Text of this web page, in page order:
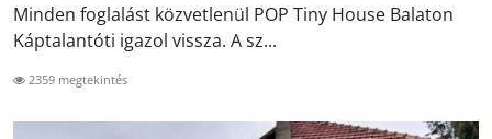
Minden foglalást közvetlenül POP Tiny House Balaton
Káptalantóti igazol vissza. A sz...
2359 megtekintés